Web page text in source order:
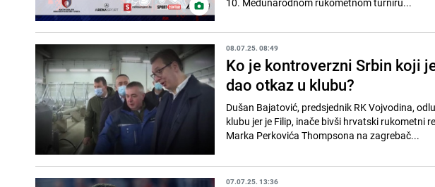
08.07.25. 08:49
Ko je kontroverzni Srbin koji
dao otkaz u klubu?
Dušan Bajatović, predsjednik RK Vojvodina,
klubu jer je Filip, inače bivši hrvatski rukometni
Marka Perkovića Thompsona na zagrebač...
07.07.25. 13:36